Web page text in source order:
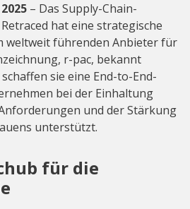
– Das Supply-Chain-
hat eine strategische
weltweit führenden Anbieter für
r-pac, bekannt
sie eine End-to-End-
bei der Einhaltung
und der Stärkung
unterstützt.
für die